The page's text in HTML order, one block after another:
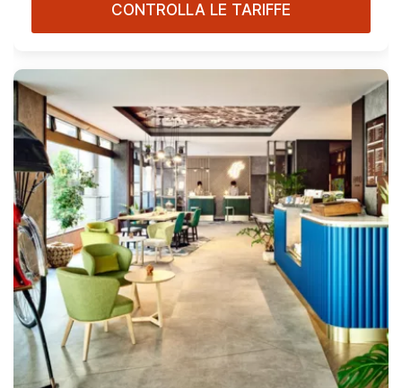
CONTROLLA LE TARIFFE